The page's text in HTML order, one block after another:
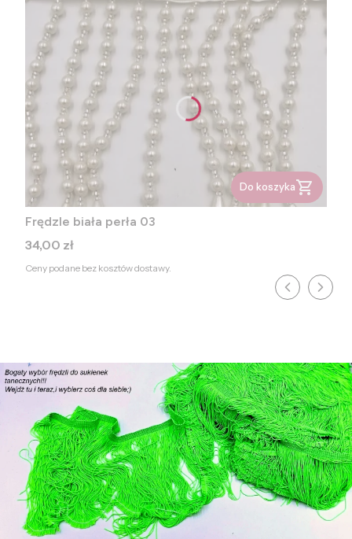
Do koszyka
Frędzle biała perła 03
Cena
34,00 zł
Ceny podane bez kosztów dostawy.